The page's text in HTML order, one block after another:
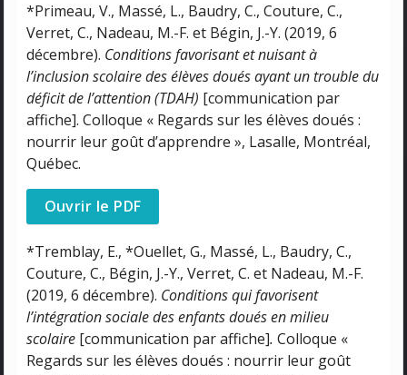
*Primeau, V., Massé, L., Baudry, C., Couture, C.,
Verret, C., Nadeau, M.-F. et Bégin, J.-Y. (2019, 6
décembre). Conditions favorisant et nuisant à
l’inclusion scolaire des élèves doués ayant un trouble du
déficit de l’attention (TDAH) [communication par
affiche]. Colloque « Regards sur les élèves doués :
nourrir leur goût d’apprendre », Lasalle, Montréal,
Québec.
Ouvrir le PDF
*Tremblay, E., *Ouellet, G., Massé, L., Baudry, C.,
Couture, C., Bégin, J.-Y., Verret, C. et Nadeau, M.-F.
(2019, 6 décembre). Conditions qui favorisent
l’intégration sociale des enfants doués en milieu
scolaire [communication par affiche]. Colloque «
Regards sur les élèves doués : nourrir leur goût